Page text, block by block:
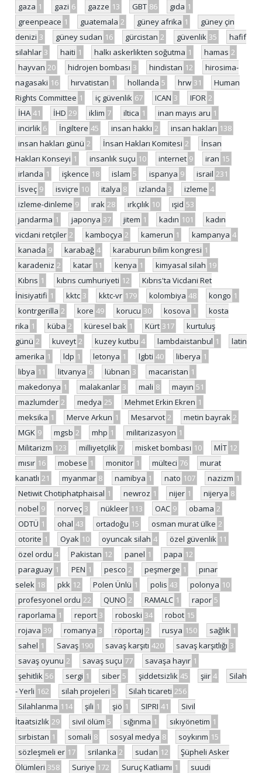
gaza 1 gazi 6 gazze 13 GBT 86 gıda 1
greenpeace 1 guatemala 2 güney afrika 1
güney çin
denizi 3 güney sudan 16 gürcistan 2 güvenlik 35
hafif
silahlar 3 haiti 1 halkı askerlikten soğutma 1 hamas 2
hayvan 20 hidrojen bombası 3 hindistan 12
hirosima-
nagasaki 16 hırvatistan 1 hollanda 5 hrw 31
Human
Rights Committee 1 iç güvenlik 67 ICAN 3 IFOR 2
İHA 41 İHD 29 iklim 7 iltica 1 inan mayıs aru 1
incirlik 6 İngiltere 45 insan hakkı 2 insan hakları 138
insan hakları günü 2 İnsan Hakları Komitesi 2
İnsan
Hakları Konseyi 1 insanlık suçu 10 internet 9 iran 15
irlanda 1 işkence 18 islam 5 ispanya 9 israil 231
İsveç 9 isviçre 10 italya 8 izlanda 3 izleme 4
izleme-dinleme 9 ırak 28 ırkçılık 10 ışid 53
jandarma 1 japonya 37 jitem 1 kadın 101
kadın
vicdani retçiler 2 kamboçya 2 kamerun 1 kampanya 4
kanada 9 karabağ 4 karaburun bilim kongresi 1
karadeniz 2 katar 11 kenya 1 kimyasal silah 19
Kıbrıs 1 kıbrıs cumhuriyeti 12
Kıbrıs'ta Vicdani Ret
İnisiyatifi 1 kktc 3 kktc-vr 179 kolombiya 48 kongo 1
kontrgerilla 2 kore 49 korucu 30 kosova 1
kosta
rika 1 küba 2 küresel bak 1 Kürt 317
kurtuluş
günü 2 kuveyt 2 kuzey kutbu 4 lambdaistanbul 1
latin
amerika 1 ldp 1 letonya 1 lgbti 40 liberya 1
libya 11 litvanya 6 lübnan 3 macaristan 1
makedonya 1 malakanlar 3 mali 8 mayın 51
mazlumder 2 medya 25 Mehmet Erkin Ekren 1
meksika 1 Merve Arkun 1 Mesarvot 2 metin bayrak 2
MGK 9 mgsb 2 mhp 1 militarizasyon 1
Militarizm 123 milliyetçilik 7 misket bombası 10 MİT 12
mısır 16 mobese 1 monitor 1 mülteci 76
murat
kanatlı 21 myanmar 8 namibya 1 nato 107 nazizm 1
Netiwit Chotiphatphaisal 1 newroz 1 nijer 1 nijerya 8
nobel 9 norveç 3 nükleer 113 OAC 9 obama 2
ODTÜ 1 ohal 43 ortadoğu 15 osman murat ülke 2
otorite 1 Oyak 10 oyuncak silah 4 özel güvenlik 11
özel ordu 4 Pakistan 12 panel 1 papa 12
paraguay 1 PEN 1 pesco 2 peşmerge 1
pınar
selek 18 pkk 12 Polen Ünlü 1 polis 43 polonya 10
profesyonel ordu 22 QUNO 2 RAMALC 1 rapor 5
raporlama 1 report 3 roboski 34 robot 15
rojava 39 romanya 3 röportaj 2 rusya 150 sağlık 1
sahel 1 Savaş 190 savaş karşıtı 420 savaş karşıtlığı 3
savaş oyunu 2 savaş suçu 77 savaşa hayır 1
şehitlik 56 sergi 1 siber 5 şiddetsizlik 45 şiir 4
Silah
- Yerli 162 silah projeleri 5 Silah ticareti 256
Silahlanma 114 şili 1 şiö 1 SIPRI 41
Sivil
İtaatsizlik 29 sivil ölüm 5 sığınma 1 sıkıyönetim 1
sırbistan 1 somali 8 sosyal medya 8 soykırım 15
sözleşmeli er 17 srilanka 2 sudan 12
Şüpheli Asker
Ölümleri 358 Suriye 172 Suruç Katliamı 1
suudi